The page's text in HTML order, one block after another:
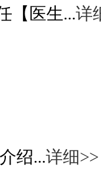
【医生...详
绍...详细>>